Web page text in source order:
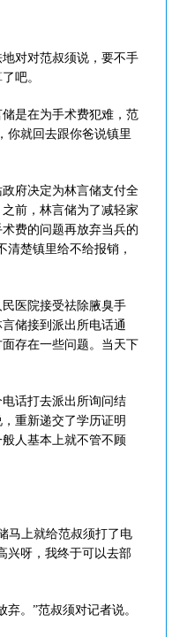
对对范叔须说，要不手
吧。
是在为手术费犯难，范
你就回去跟你爸说镇里
府决定为林言储支付全
前，林言储为了减轻家
费的问题再放弃当兵的
清楚镇里给不给报销，
医院接受祛除腋臭手
储接到派出所电话通
存在一些问题。当天下
话打去派出所询问结
重新递交了学历证明
人基本上就不管不顾
马上就给范叔须打了电
兴呀，我终于可以去部
。”范叔须对记者说。